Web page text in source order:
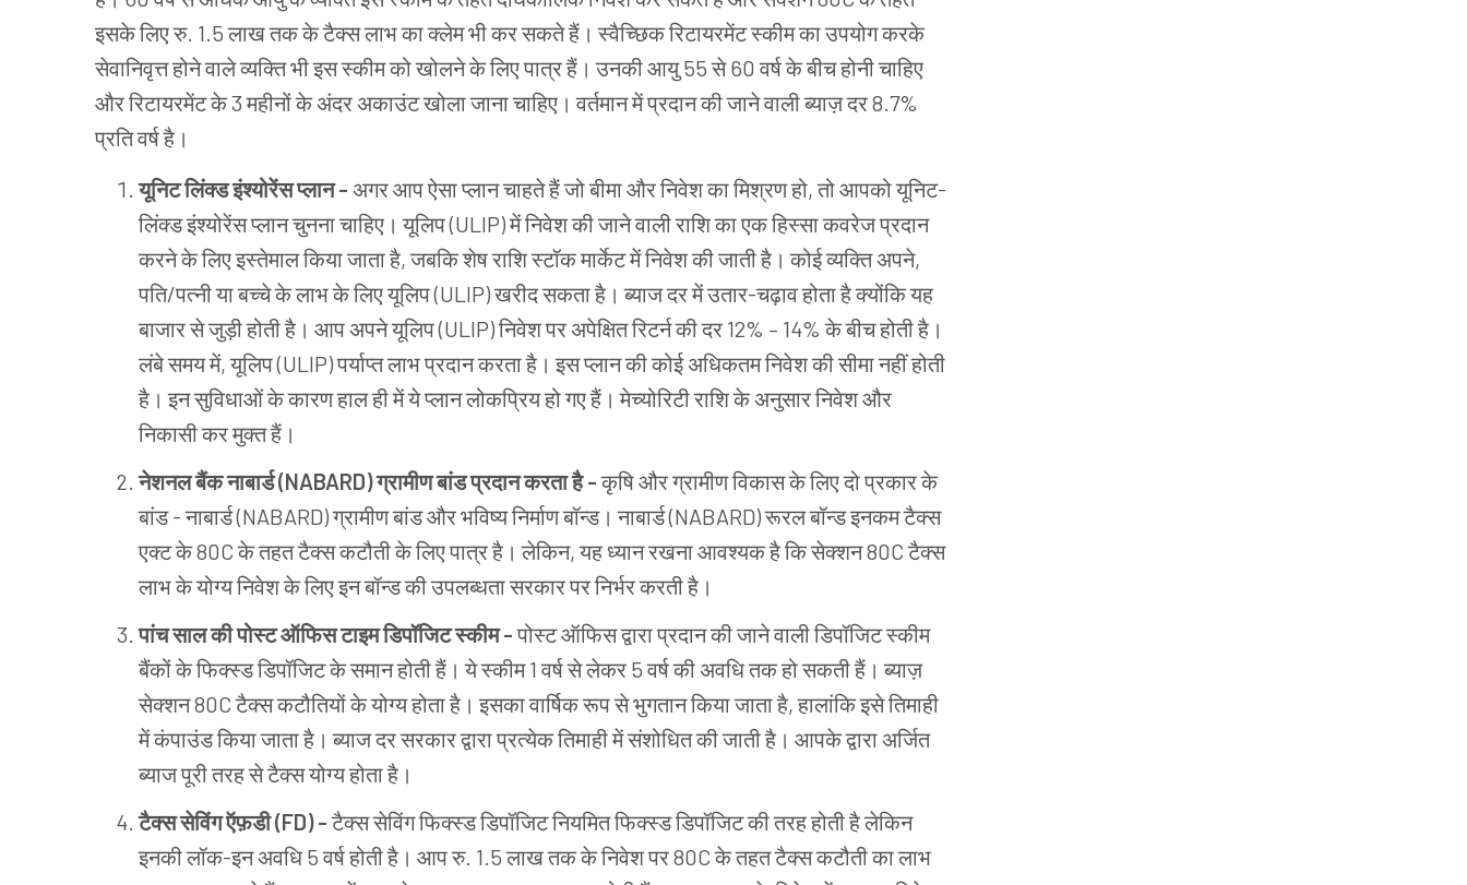
इसके लिए रु. 1.5 लाख तक के टैक्स लाभ का क्लेम भी कर सकते हैं। स्वैच्छिक रिटायरमेंट स्कीम का उपयोग करके
सेवानिवृत्त होने वाले व्यक्ति भी इस स्कीम को खोलने के लिए पात्र हैं। उनकी आयु 55 से 60 वर्ष के बीच होनी चाहिए
और रिटायरमेंट के 3 महीनों के अंदर अकाउंट खोला जाना चाहिए। वर्तमान में प्रदान की जाने वाली ब्याज़ दर 8.7%
प्रति वर्ष है।
यूनिट लिंक्ड इंश्योरेंस प्लान - अगर आप ऐसा प्लान चाहते हैं जो बीमा और निवेश का मिश्रण हो, तो आपको यूनिट-
लिंक्ड इंश्योरेंस प्लान चुनना चाहिए। यूलिप (ULIP) में निवेश की जाने वाली राशि का एक हिस्सा कवरेज प्रदान
करने के लिए इस्तेमाल किया जाता है, जबकि शेष राशि स्टॉक मार्केट में निवेश की जाती है। कोई व्यक्ति अपने,
पति/पत्नी या बच्चे के लाभ के लिए यूलिप (ULIP) खरीद सकता है। ब्याज दर में उतार-चढ़ाव होता है क्योंकि यह
बाजार से जुड़ी होती है। आप अपने यूलिप (ULIP) निवेश पर अपेक्षित रिटर्न की दर 12% – 14% के बीच होती है।
लंबे समय में, यूलिप (ULIP) पर्याप्त लाभ प्रदान करता है। इस प्लान की कोई अधिकतम निवेश की सीमा नहीं होती
है। इन सुविधाओं के कारण हाल ही में ये प्लान लोकप्रिय हो गए हैं। मेच्योरिटी राशि के अनुसार निवेश और
निकासी कर मुक्त हैं।
नेशनल बैंक नाबार्ड(NABARD)ग्रामीण बांड प्रदान करता है -कृषि और ग्रामीण विकास के लिए दो प्रकार के
बांड - नाबार्ड (NABARD) ग्रामीण बांड और भविष्य निर्माण बॉन्ड। नाबार्ड (NABARD) रूरल बॉन्ड इनकम टैक्स
एक्ट के 80C के तहत टैक्स कटौती के लिए पात्र है। लेकिन, यह ध्यान रखना आवश्यक है कि सेक्शन 80C टैक्स
लाभ के योग्य निवेश के लिए इन बॉन्ड की उपलब्धता सरकार पर निर्भर करती है।
पांच साल की पोस्ट ऑफिस टाइम डिपॉजिट स्कीम -पोस्ट ऑफिस द्वारा प्रदान की जाने वाली डिपॉजिट स्कीम
बैंकों के फिक्स्ड डिपॉजिट के समान होती हैं। ये स्कीम 1 वर्ष से लेकर 5 वर्ष की अवधि तक हो सकती हैं। ब्याज़
सेक्शन 80C टैक्स कटौतियों के योग्य होता है। इसका वार्षिक रूप से भुगतान किया जाता है, हालांकि इसे तिमाही
में कंपाउंड किया जाता है। ब्याज दर सरकार द्वारा प्रत्येक तिमाही में संशोधित की जाती है। आपके द्वारा अर्जित
ब्याज पूरी तरह से टैक्स योग्य होता है।
टैक्स सेविंगऍफ़डी (FD)-टैक्स सेविंग फिक्स्ड डिपॉजिट नियमित फिक्स्ड डिपॉजिट की तरह होती है लेकिन
इनकी लॉक-इन अवधि 5 वर्ष होती है। आप रु. 1.5 लाख तक के निवेश पर 80C के तहत टैक्स कटौती का लाभ